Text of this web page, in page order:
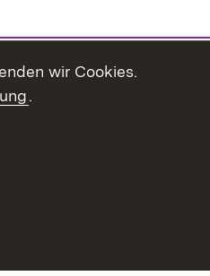
wir Cookies.
.